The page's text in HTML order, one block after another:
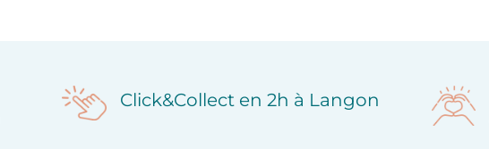
Click&Collect en 2h à Langon